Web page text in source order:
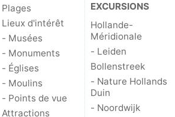
Plages
Lieux d'intérêt
- Musées
- Monuments
- Églises
- Moulins
- Points de vue
Attractions
EXCURSIONS
Hollande-
Méridionale
- Leiden
Bollenstreek
- Nature Hollands
Duin
- Noordwijk